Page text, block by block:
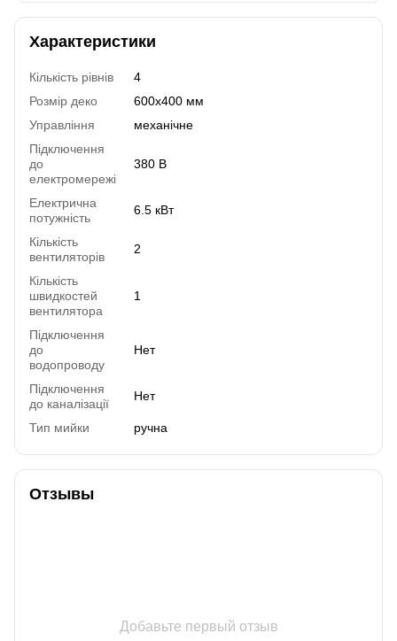
Характеристики
Кількість рівнів
4
Розмір деко
600х400 мм
Управління
механічне
Підключення
до
електромережі
380 В
Електрична
потужність
6.5 кВт
Кількість
вентиляторів
2
Кількість
швидкостей
вентилятора
1
Підключення
до
водопроводу
Нет
Підключення
до каналізації
Нет
Тип мийки ручна
Отзывы
Добавьте первый отзыв